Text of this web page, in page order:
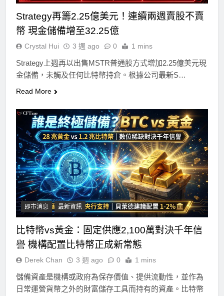
Strategy再籌2.25億美元！連續兩週賣股不賣
幣 現金儲備增至32.25億
Crystal Hui 3 週 ago 0 1 mins
Strategy上週再以出售MSTR普通股方式增加2.25億美元現
金儲備，未觸及任何比特幣持倉。根據公司最新S…
Read More
即市消息 最新資訊
比特幣vs黃金：固定供應2,100萬對決千年信
譽 機構配置比特幣正成新常態
Derek Chan 3 週 ago 0 1 mins
儲備資產是機構或政府為保存價值、提供流動性，並作為
日常運營貨幣之外的財富儲存工具而持有的資產。比特幣